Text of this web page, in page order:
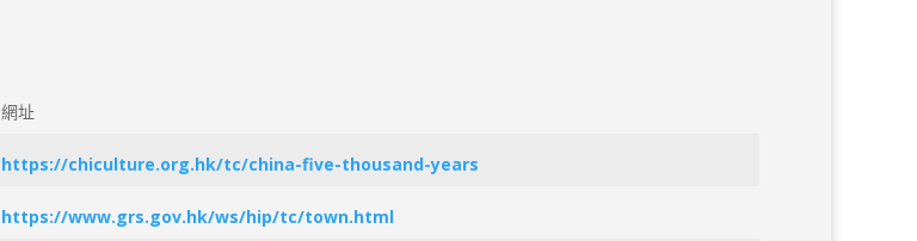
網址
https://chiculture.org.hk/tc/china-five-thousand-years
https://www.grs.gov.hk/ws/hip/tc/town.html